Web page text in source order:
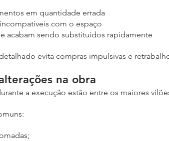
em quantidade errada
com o espaço
acabam sendo substituídos rapidamente
evita compras impulsivas e
na obra
a execução estão entre os maiores